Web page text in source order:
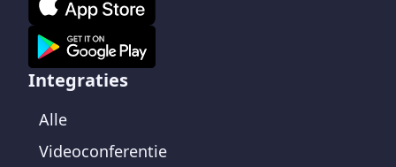
Integraties
Alle
Videoconferentie